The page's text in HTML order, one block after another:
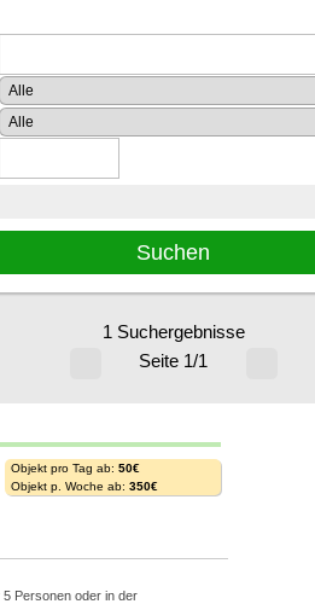
1 Suchergebnisse
Seite 1/1
Objekt pro Tag ab: 50€
Objekt p. Woche ab: 350€
Personen oder in der